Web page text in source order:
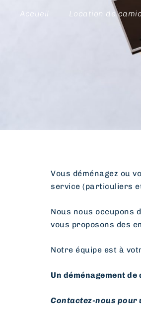
Accueil Location de
Vous déménagez ou
service (particuliers
Nous nous occupons
vous proposons des
Notre équipe est à
Un déménagement
Contactez-nous pour